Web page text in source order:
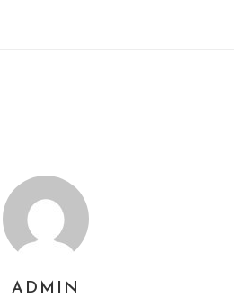
ADMIN